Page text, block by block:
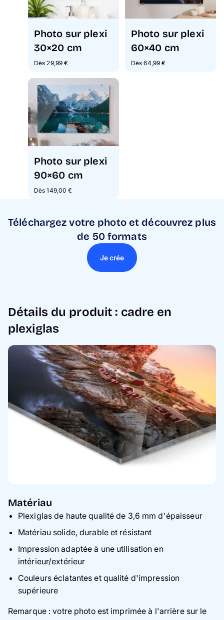
Photo sur plexi
30×20 cm
Dès 29,99 €
Photo sur plexi
60×40 cm
Dès 64,99 €
Photo sur plexi
90×60 cm
Dès 149,00 €
Téléchargez votre photo et découvrez plus
de 50 formats
Je crée
Détails du produit : cadre en
plexiglas
Matériau
Plexiglas de haute qualité de 3,6 mm d'épaisseur
Matériau solide, durable et résistant
Impression adaptée à une utilisation en
intérieur/extérieur
Couleurs éclatantes et qualité d'impression
supérieure
Remarque : votre photo est imprimée à l'arrière sur le